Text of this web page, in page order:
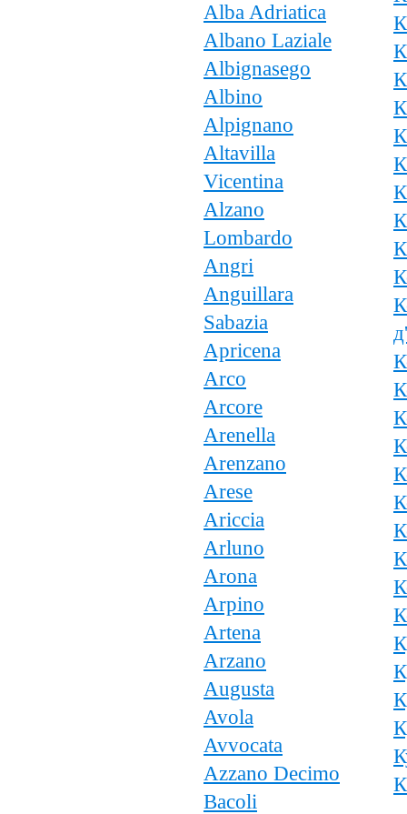
Alba Adriatica
Albano Laziale
Albignasego
Albino
Alpignano
Altavilla
Vicentina
Alzano
Lombardo
Angri
Anguillara
Sabazia
Apricena
Arco
Arcore
Arenella
Arenzano
Arese
Ariccia
Arluno
Arona
Arpino
Artena
Arzano
Augusta
Avola
Avvocata
Azzano Decimo
Bacoli